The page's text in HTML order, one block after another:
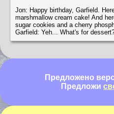
Jon: Happy birthday, Garfield.
marshmallow cream cake! And
sugar cookies and a cherry
Garfield: Yeh... What's for
Предложено
Предложи